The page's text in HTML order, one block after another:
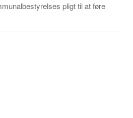
pligt til at føre